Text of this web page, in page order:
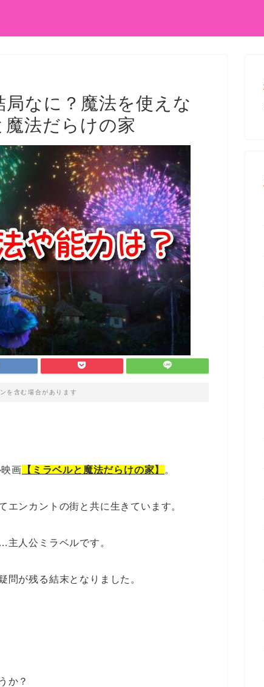
なに？魔法を使えな
法だらけの家
を含む場合があります
画 【ミラベルと魔法だらけの家】 。
ンカントの街と共に生きています。
人公ミラベルです。
問が残る結末となりました。
か？